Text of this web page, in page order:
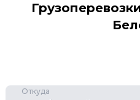
Откуда